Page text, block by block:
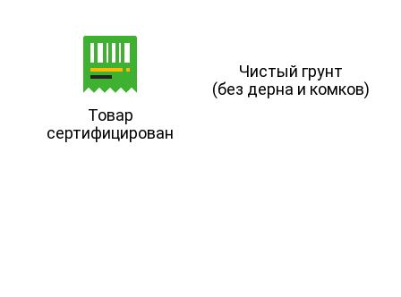
Товар
сертифицирован
Чистый грунт
(без дерна и комков)